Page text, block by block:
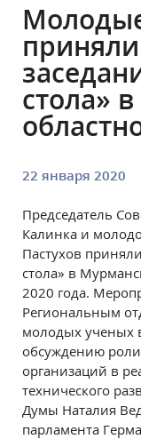
стола»
22 января 2020
Председатель
Калинка и
Пастухов
стола» в
2020 года.
Региональным
молодых ученых
обсуждению
организаций в
технического
Думы Наталия
парламента